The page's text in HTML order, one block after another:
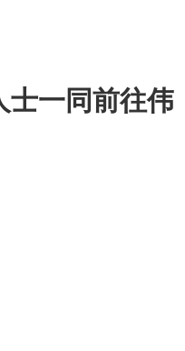
士一同前往伟